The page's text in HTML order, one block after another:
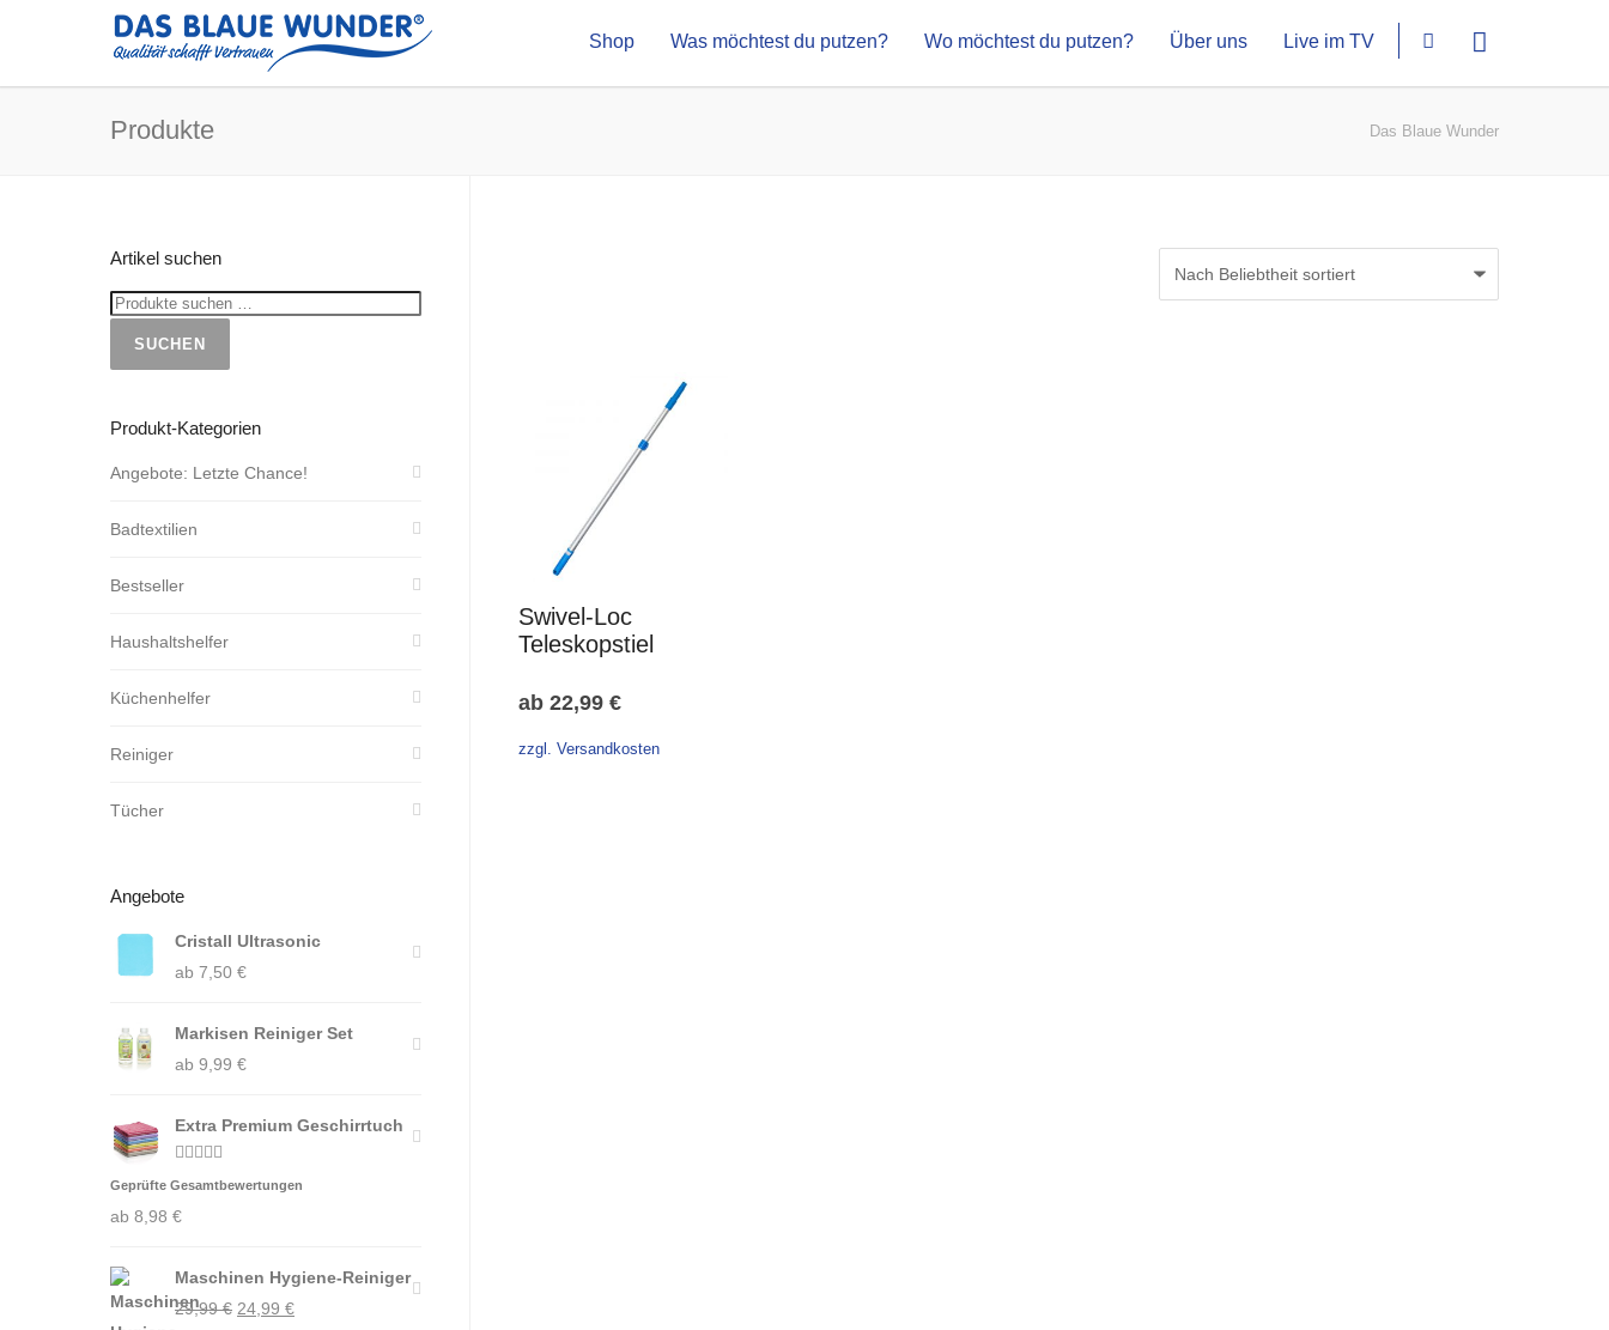
Shop Was möchtest du putzen? Wo möchtest du putzen? Über uns Live im TV
Produkte Das Blaue Wunder
Swivel-Loc
Teleskopstiel
ab 22,99 €
zzgl. Versandkosten
Artikel suchen
SUCHEN
Produkt-Kategorien
Angebote: Letzte Chance!
Badtextilien
Bestseller
Haushaltshelfer
Küchenhelfer
Reiniger
Tücher
Angebote
Cristall Ultrasonic
ab 7,50 €
Markisen Reiniger Set
ab 9,99 €
Extra Premium Geschirrtuch
Bewertet
mit4.88
Geprüfte Gesamtbewertungen
ab 8,98 €
Maschinen Hygiene-Reiniger
29,99€ Ursprünglicher
24,99 €Aktueller